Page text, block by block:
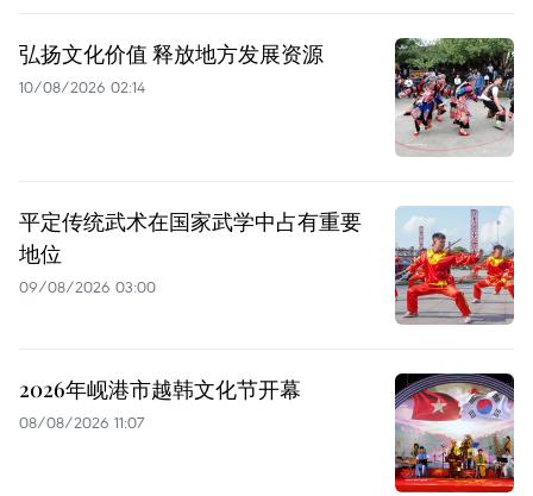
弘扬文化价值 释放地方发展资源
10/08/2026 02:14
平定传统武术在国家武学中占有重要
地位
09/08/2026 03:00
2026年岘港市越韩文化节开幕
08/08/2026 11:07